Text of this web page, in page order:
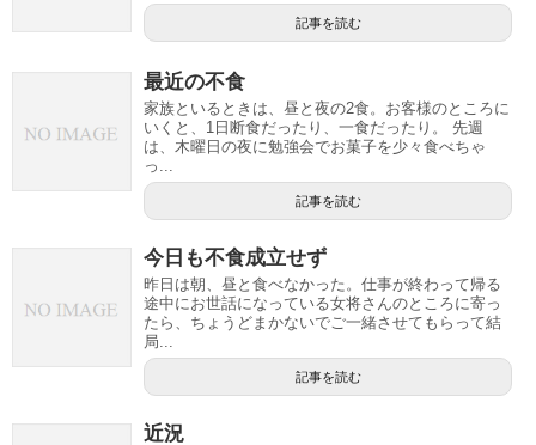
記事を読む
最近の不食
家族といるときは、昼と夜の2食。お客様のところに
いくと、1日断食だったり、一食だったり。 先週
は、木曜日の夜に勉強会でお菓子を少々食べちゃ
っ...
記事を読む
今日も不食成立せず
昨日は朝、昼と食べなかった。仕事が終わって帰る
途中にお世話になっている女将さんのところに寄っ
たら、ちょうどまかないでご一緒させてもらって結
局...
記事を読む
近況